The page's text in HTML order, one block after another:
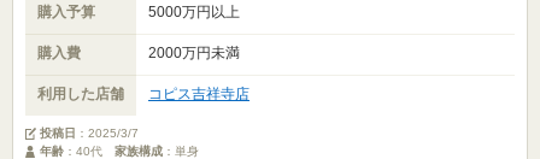
購入予算 5000万円以上
購入費 2000万円未満
利用した店舗 コピス吉祥寺店
投稿日 ： 2025/3/7
年齢 ：40代 家族構成 ：単身